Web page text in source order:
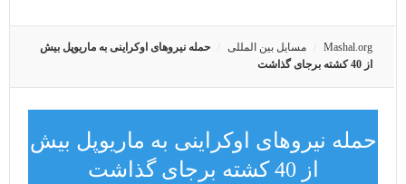
Mashal.org مسایل بین المللی
حمله نیروهای اوکراینی به ماریوپل بیش
از 40 کشته برجای گذاشت
حمله نیروهای اوکراینی به ماریوپل بیش
از 40 کشته برجای گذاشت